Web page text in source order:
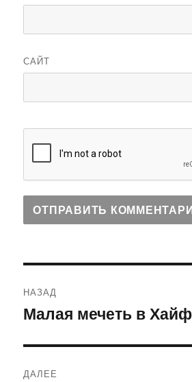
САЙТ
по
НАЗАД
Предыдущая
Малая мечеть в
ДАЛЕЕ